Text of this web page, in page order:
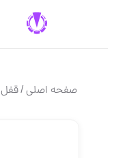
صفحه اصلی/قفل